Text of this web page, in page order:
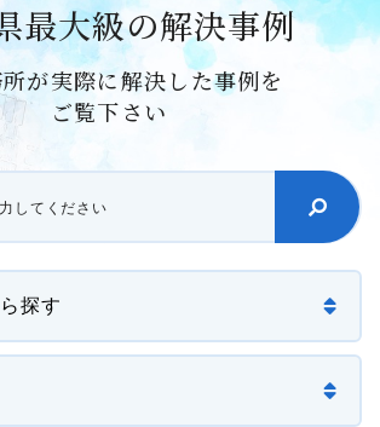
弁護士費用
解決までの流れ
損害賠償の３基準
最大級の解決事例
が実際に解決した事例を
ご覧下さい